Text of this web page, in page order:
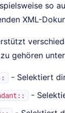
so
XML-
gehören
- Selektiert
-